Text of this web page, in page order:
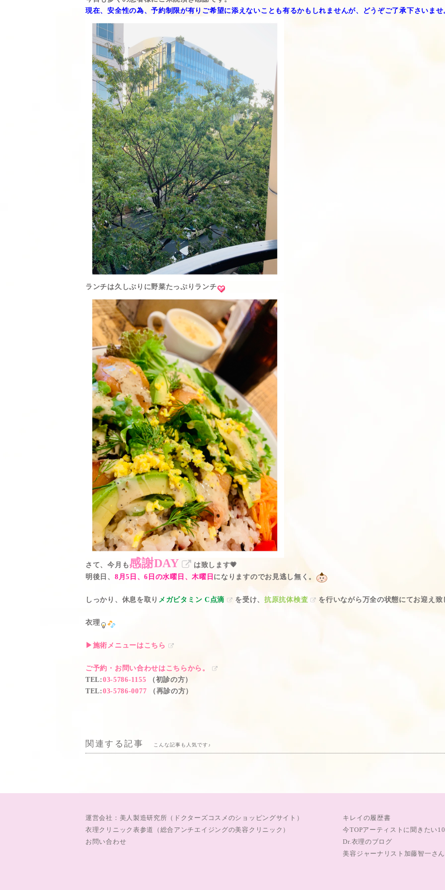
現在、安全性の為、予約制限が有りご希望に添えないことも有るかもしれませんが、どうぞご了承下さいま
ランチは久しぶりに野菜たっぷりランチ
さて、今月も感謝DAY
は致します💗
明後日、 8月5日、6日の水曜日、木曜日 になりますのでお見逃し無く。
しっかり、休息を取り メガビタミン C点滴 を受け、 抗原抗体検査 を行いながら万全の状態にてお迎え致
衣理
▶施術メニューはこちら
ご予約・お問い合わせはこちらから。
TEL:03-5786-1155 （初診の方）
TEL:03-5786-0077 （再診の方）
関連する記事 こんな記事も人気です♪
運営会社：美人製造研究所（ドクターズコスメのショッピングサイト）
衣理クリニック表参道（総合アンチエイジングの美容クリニック）
お問い合わせ
キレイの履歴書
今TOPアーティストに聞きたい
Dr.衣理のブログ
美容ジャーナリスト加藤智一さ